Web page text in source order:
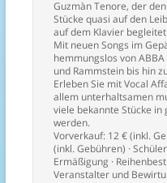
Guzmàn Tenore, der
Stücke quasi auf den
auf dem Klavier
Mit neuen Songs im
hemmungslos von
und Rammstein bis hin
Erleben Sie mit Vocal
allem unterhaltsamen
viele bekannte Stücke
werden.
Vorverkauf: 12 € (inkl.
(inkl. Gebühren) ·
Ermäßigung ·
Veranstalter und